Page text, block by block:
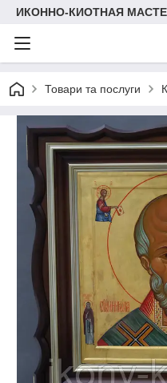
ИКОННО-КИОТНАЯ
Товари та послуги